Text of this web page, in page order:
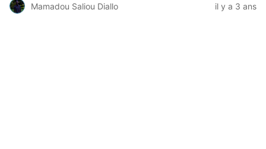
Mamadou Saliou Diallo il y a 3 ans